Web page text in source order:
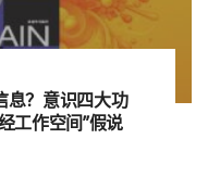
息？意识四大功
工作空间”假说